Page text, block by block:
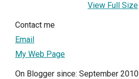
View Full Size
Contact me
Email
My Web Page
On Blogger since: September 2010